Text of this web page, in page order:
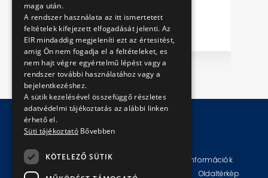
Impresszum Jogi nyilatkozat
Technikai információk
Adatvédelmi politika és tájékoztatások
Oldaltérkép
maga után.
A rendszer használata az itt ismertetett
feltételek kifejezett elfogadását jelenti. Az
EIR mindaddig megjeleníti ezt az értesitést,
amig Ön nem fogadja el a feltételeket, es
nem hajt végre egyértelmű lépést vagy a
rendszer további használatához vagy a
bejelentkezéshez.
A sütik kezelésével összefüggő részletes
adatvédelmi tájékoztatás az alábbi linken
érhető el.
Süti tájékoztató Bővebben
KÖTELEZŐ SÜTIK